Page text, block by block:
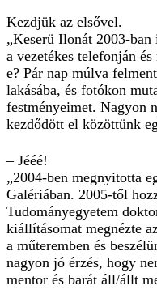
Kezdjük az elsővel.
„Keserü Ilonát 2003-
a vezetékes telefonján
e? Pár nap múlva
lakásába, és fotókon
festményeimet. Nagyon
kezdődött el közöttünk
– Jééé!
„2004-ben megnyitotta
Galériában. 2005-től
Tudományegyetem
kiállításomat megnézte
a műteremben és
nagyon jó érzés, hogy
mentor és barát áll/állt